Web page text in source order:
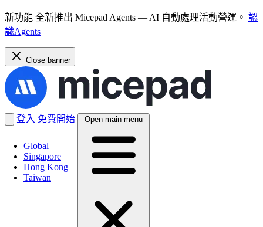
新功能 全新推出 Micepad Agents — AI 自動處理活動營運。 認
識Agents
Close banner
Global
Singapore
Hong Kong
Taiwan
登入 免費開始 Open main menu